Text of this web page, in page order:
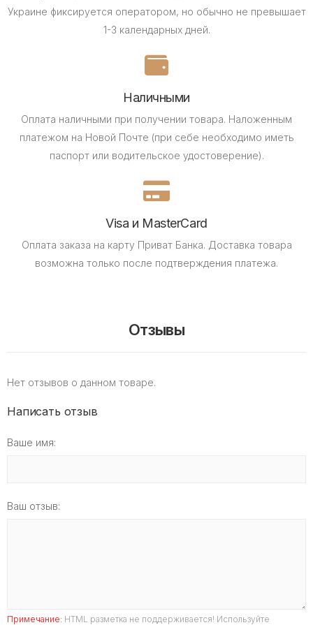
Украине фиксируется оператором, но обычно не превышает
1-3 календарных дней.
Наличными
Оплата наличными при получении товара. Наложенным
платежом на Новой Почте (при себе необходимо иметь
паспорт или водительское удостоверение).
Visa и MasterCard
Оплата заказа на карту Приват Банка. Доставка товара
возможна только после подтверждения платежа.
Отзывы
Нет отзывов о данном товаре.
Написать отзыв
Ваше имя:
Ваш отзыв:
Примечание: HTML разметка не поддерживается! Используйте